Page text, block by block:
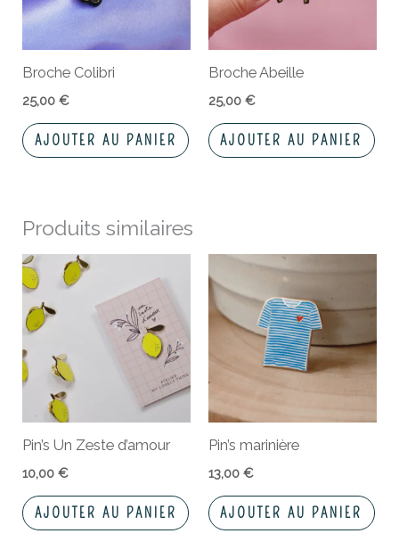
Broche Colibri
25,00€
AJOUTER AU PANIER
Broche Abeille
25,00 €
AJOUTER AU PANIER
Produits similaires
Pin’s Un Zeste d’amour
10,00€
AJOUTER AU PANIER
Pin’s marinière
13,00 €
AJOUTER AU PANIER